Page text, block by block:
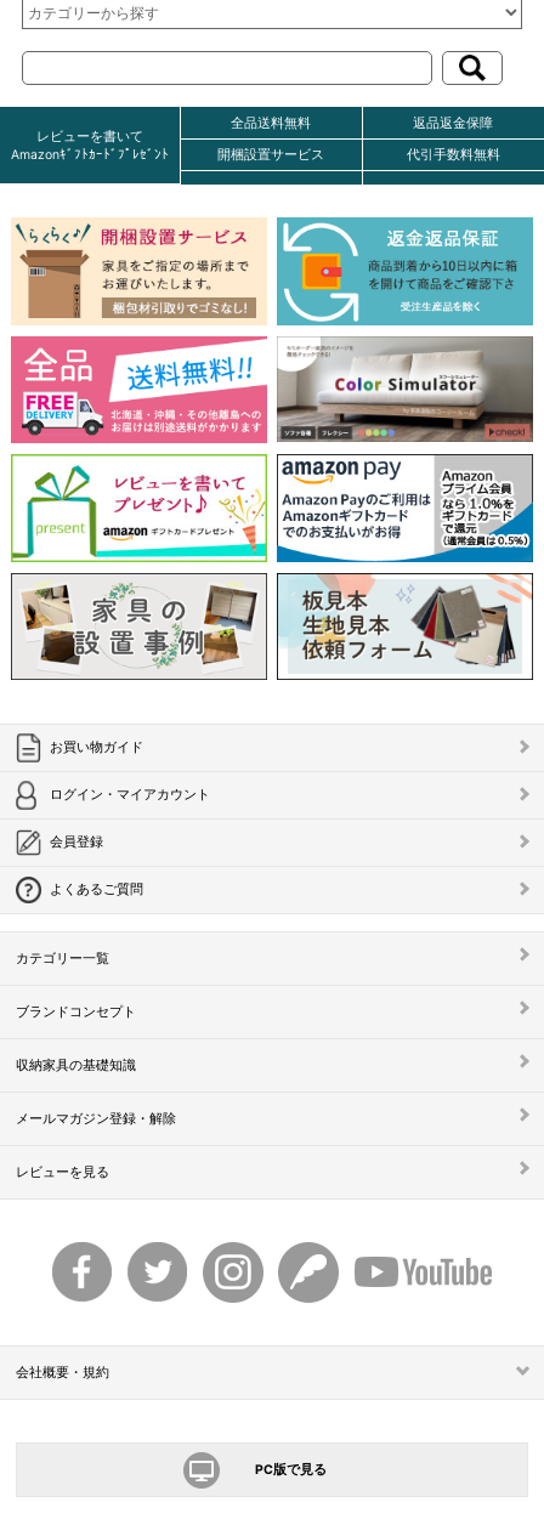
レビューを書いて
Amazonｷﾞﾌﾄｶｰﾄﾞﾌﾟﾚｾﾞﾝﾄ
全品送料無料
開梱設置サービス
返品返金保障
代引手数料無料
お買い物ガイド
ログイン・マイアカウント
会員登録
よくあるご質問
カテゴリー一覧
ブランドコンセプト
収納家具の基礎知識
メールマガジン登録・解除
レビューを見る
会社概要・規約
PC版で見る